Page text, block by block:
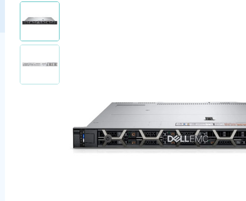
Сервера
Системы хранения данных
Серверные комплектующие